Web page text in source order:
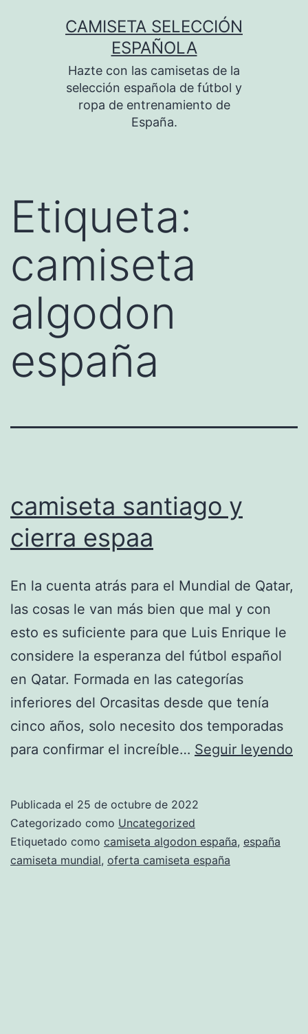
CAMISETA SELECCIÓN
ESPAÑOLA
Hazte con las camisetas de la
selección española de fútbol y
ropa de entrenamiento de
España.
Etiqueta:
camiseta
algodon
españa
camiseta santiago y
cierra espaa
En la cuenta atrás para el Mundial de Qatar,
las cosas le van más bien que mal y con
esto es suficiente para que Luis Enrique le
considere la esperanza del fútbol español
en Qatar. Formada en las categorías
inferiores del Orcasitas desde que tenía
cinco años, solo necesito dos temporadas
para confirmar el increíble… Seguir leyendo
Publicada el 25 de octubre de 2022
Categorizado como Uncategorized
Etiquetado como camiseta algodon españa, españa
camiseta mundial, oferta camiseta españa